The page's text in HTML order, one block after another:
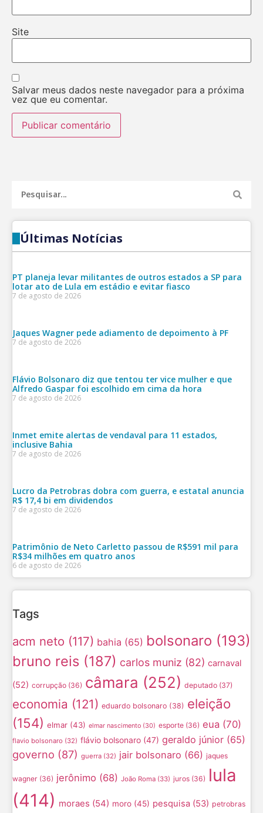
Site
Salvar meus dados neste navegador para a próxima
vez que eu comentar.
Últimas Notícias
PT planeja levar militantes de outros estados a SP para
lotar ato de Lula em estádio e evitar fiasco
7 de agosto de 2026
Jaques Wagner pede adiamento de depoimento à PF
7 de agosto de 2026
Flávio Bolsonaro diz que tentou ter vice mulher e que
Alfredo Gaspar foi escolhido em cima da hora
7 de agosto de 2026
Inmet emite alertas de vendaval para 11 estados,
inclusive Bahia
7 de agosto de 2026
Lucro da Petrobras dobra com guerra, e estatal anuncia
R$ 17,4 bi em dividendos
7 de agosto de 2026
Patrimônio de Neto Carletto passou de R$591 mil para
R$34 milhões em quatro anos
6 de agosto de 2026
Tags
acm neto (117) bahia (65) bolsonaro (193)
bruno reis (187) carlos muniz (82) carnaval
(52) corrupção (36) câmara (252) deputado (37)
economia (121) eduardo bolsonaro (38) eleição
(154) elmar (43) elmar nascimento (30) esporte (36) eua (70)
flavio bolsonaro (32) flávio bolsonaro (47) geraldo júnior (65)
governo (87) guerra (32) jair bolsonaro (66) jaques
wagner (36) jerônimo (68) João Roma (33) juros (36) lula
(414) moraes (54) moro (45) pesquisa (53) petrobras